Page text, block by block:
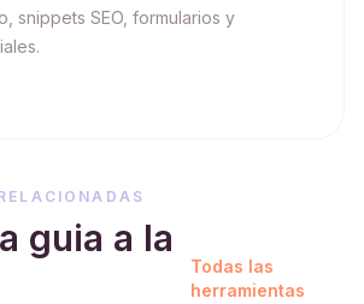
snippets SEO, formularios y
guia a la
Todas las
herramientas